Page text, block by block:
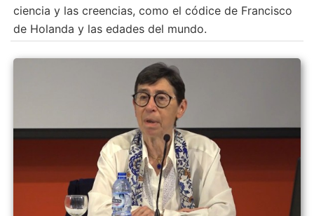
ciencia y las creencias, como el códice de Francisco
de Holanda y las edades del mundo.